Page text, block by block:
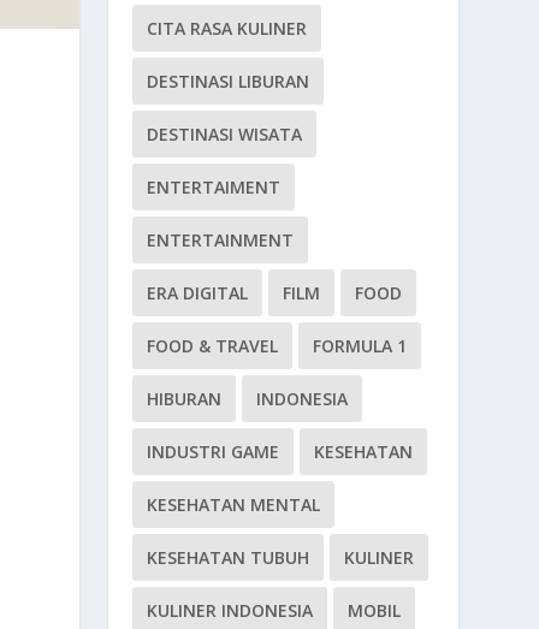
CITA RASA KULINER
DESTINASI LIBURAN
DESTINASI WISATA
ENTERTAIMENT
ENTERTAINMENT
ERA DIGITAL FILM FOOD
FOOD & TRAVEL FORMULA 1
HIBURAN INDONESIA
INDUSTRI GAME KESEHATAN
KESEHATAN MENTAL
KESEHATAN TUBUH KULINER
KULINER INDONESIA MOBIL